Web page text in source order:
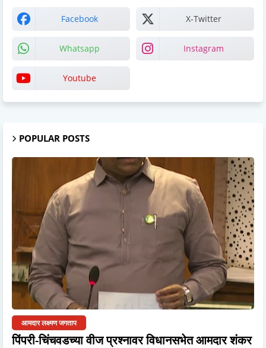
Facebook X-Twitter
Whatsapp Instagram
Youtube
POPULAR POSTS
आमदार लक्ष्मण जगताप
पिंपरी-चिंचवडच्या वीज प्रश्नावर विधानसभेत आमदार शंकर